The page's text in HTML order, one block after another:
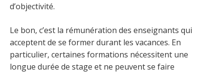
d’objectivité.
Le bon, c’est la rémunération des enseignants qui
acceptent de se former durant les vacances. En
particulier, certaines formations nécessitent une
longue durée de stage et ne peuvent se faire